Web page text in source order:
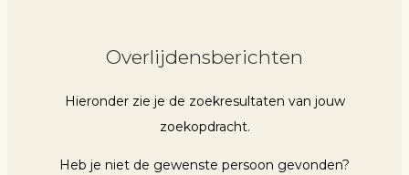
Overlijdensberichten
Hieronder zie je de zoekresultaten van jouw
zoekopdracht.
Heb je niet de gewenste persoon gevonden?